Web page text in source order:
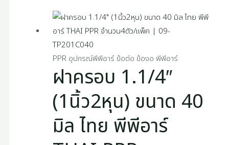
PPR อุปกรณ์พีพีอาร์ ข้อต่อ ข้องอ พีพีอาร์
ฝาครอบ 1.1/4″
(1นิ้ว2หุน) ขนาด 40
มิล ไทย พีพีอาร์